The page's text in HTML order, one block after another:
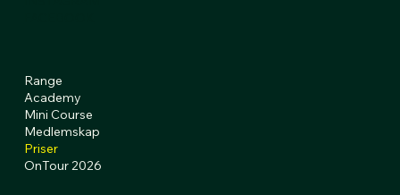
Range
Academy
Mini Course
Medlemskap
Priser
OnTour 2026